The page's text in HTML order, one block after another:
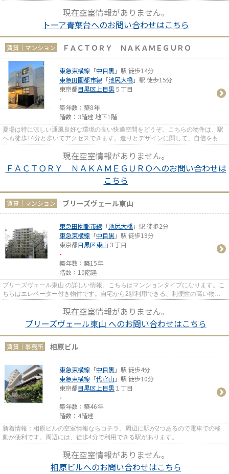
現在空室情報がありません。
トーア青葉台へのお問い合わせはこちら
賃貸｜マンション ＦＡＣＴＯＲＹ ＮＡＫＡＭＥＧＵＲＯ
東急東横線 「中目黒」駅 徒歩14分
東急田園都市線 「池尻大橋」駅 徒歩15分
東京都目黒区 上目黒５丁目
-
築年数：築8年
階数：3階建 地下1階
夏場は特に涼しい通風良好な環境の良い快適空間をどうぞ。こちらの物件は、駅
へも徒歩14分と歩いてアクセスできます。造りとデザインに関して、自信をもっ
現在空室情報がありません。
ＦＡＣＴＯＲＹ ＮＡＫＡＭＥＧＵＲＯへのお問い合わせは
こちら
賃貸｜マンション ブリーズヴェール東山
東急田園都市線 「池尻大橋」駅 徒歩2分
東急東横線 「中目黒」駅 徒歩19分
東京都目黒区東山 ３丁目
-
築年数：築15年
階数：10階建
ブリーズヴェール東山 の詳しい情報。こちらはマンションタイプになります。こ
ちらはエレベーター付き物件です。自宅から2駅利用できる、利便性の高い物件
現在空室情報がありません。
ブリーズヴェール東山 へのお問い合わせはこちら
賃貸｜事務所 相原ビル
東急東横線 「中目黒」駅 徒歩4分
東急東横線 「代官山 」駅 徒歩10分
東京都目黒区 上目黒１丁目
-
築年数：築46年
階数：4階建
新着情報：相原ビルの空室情報ならコチラ。周辺に駅が2つあるので電車での移
動が便利です。周辺には、徒歩4分で利用できる駅があります。
現在空室情報がありません。
相原ビルへのお問い合わせはこちら